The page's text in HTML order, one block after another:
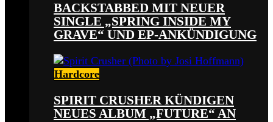
BACKSTABBED MIT NEUER
SINGLE „SPRING INSIDE MY
GRAVE“ UND EP-ANKÜNDIGUNG
Hardcore
SPIRIT CRUSHER KÜNDIGEN
NEUES ALBUM „FUTURE“ AN